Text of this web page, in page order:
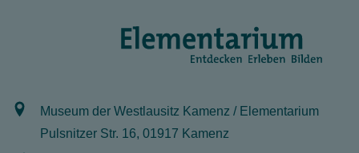
Museum der Westlausitz Kamenz / Elementarium
Pulsnitzer Str. 16, 01917 Kamenz